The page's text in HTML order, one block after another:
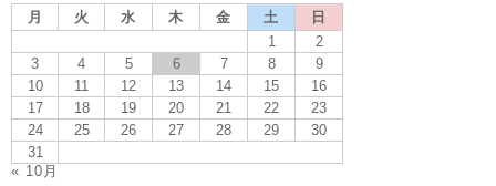
月 火 水 木 金 土
日
1
2
3
4 5 6 7 8
9
10
11 12 13 14 15
16
17
18 19 20 21 22
23
24
25 26 27 28 29
30
31
« 10月